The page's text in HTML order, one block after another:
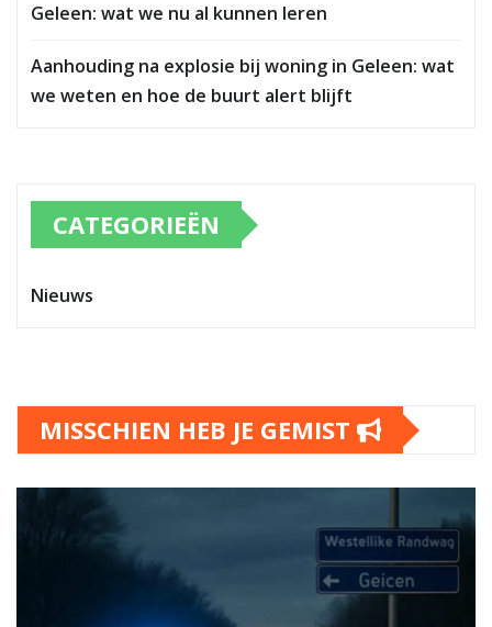
Geleen: wat we nu al kunnen leren
Aanhouding na explosie bij woning in Geleen: wat
we weten en hoe de buurt alert blijft
CATEGORIEËN
Nieuws
MISSCHIEN HEB JE GEMIST